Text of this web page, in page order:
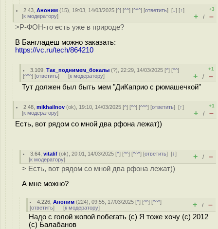
2.43 ,Аноним (15), 19:03, 14/03/2025 [^] [^^] [^^^] [ответить][↓] [↑]
[к модератору]
+3
+ / –
>Р-ФОН-то есть уже в природе?
В Бангладеш можно заказать:
https://vc.ru/tech/864210
3.109 ,Так_поднимем_бокалы (?), 22:29, 14/03/2025 [^] [^^]
[^^^] [ответить] [к модератору]
+1
+ / –
Тут должен был быть мем "ДиКаприо с рюмашечкой"
2.48 ,mikhailnov (ok), 19:10, 14/03/2025 [^] [^^] [^^^] [ответить][↑]
[к модератору]
+1
+ / –
Есть, вот рядом со мной два рфона лежат))
3.64 ,vitalif (ok), 20:01, 14/03/2025 [^] [^^] [^^^] [ответить][↓]
[к модератору] + / –
> Есть, вот рядом со мной два рфона лежат))
А мне можно?
4.226 ,Аноним (224), 09:55, 17/03/2025 [^] [^^] [^^^]
[ответить] [к модератору] + / –
Надо с голой жопой побегать (с) Я тоже хочу (с) 2012
(с) Балабанов